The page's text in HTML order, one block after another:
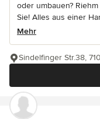
oder umbauen?
Sie! Alles aus einer
Mehr
Sindelfinger Str.38,